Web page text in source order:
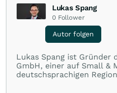
Lukas Spang
0 Follower
Autor folgen
Lukas Spang ist Gründer
GmbH, einer auf Small &
deutschsprachigen
Fondsboutique. Er weist